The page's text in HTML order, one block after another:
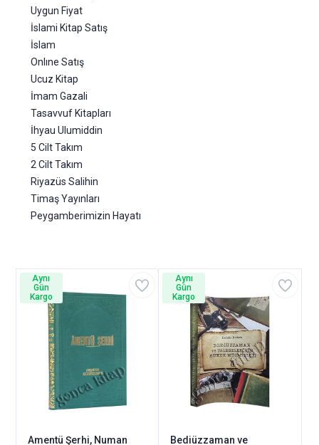
Uygun Fiyat
İslami Kitap Satış
İslam
Onlıne Satış
Ucuz Kitap
İmam Gazali
Tasavvuf Kitapları
İhyau Ulumiddin
5 Cilt Takım
2 Cilt Takım
Riyazüs Salihin
Timaş Yayınları
Peygamberimizin Hayatı
Amentü Şerhi, Numan
Aynı
Gün
Kargo
Bediüzzaman ve
Aynı
Gün
Kargo